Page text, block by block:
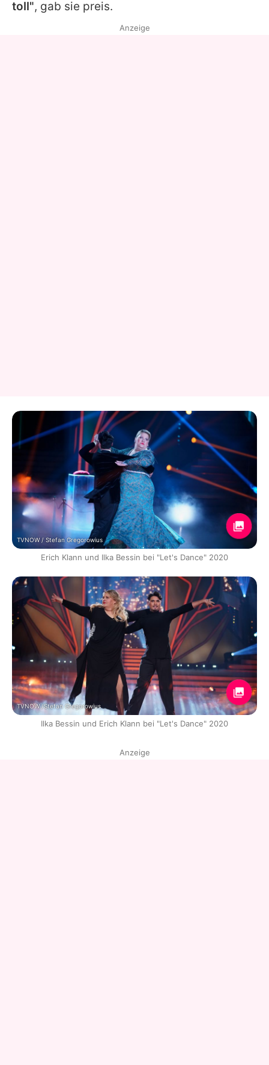
toll", gab sie preis.
Anzeige
TVNOW / Stefan Gregorowius
Erich Klann und Ilka Bessin bei "Let's Dance" 2020
TVNOW /Stefan Gregorowius
Ilka Bessin und Erich Klann bei "Let's Dance" 2020
Anzeige